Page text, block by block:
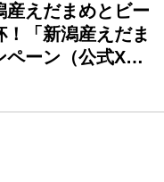
産えだまめとビー
！「新潟産えだま
ペーン（公式X…